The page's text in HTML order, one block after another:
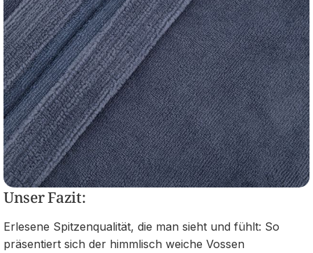
Unser Fazit:
Erlesene Spitzenqualität, die man sieht und fühlt: So
präsentiert sich der himmlisch weiche Vossen